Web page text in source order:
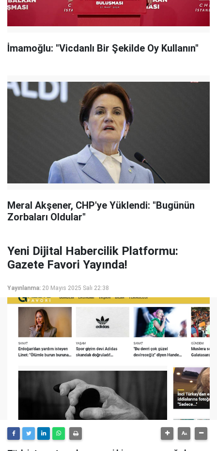
İmamoğlu: "Vicdanlı Bir Şekilde Oy Kullanın"
Meral Akşener, CHP'ye Yüklendi: "Bugünün
Zorbaları Oldular"
Yeni Dijital Habercilik Platformu:
Gazete Favori Yayında!
Yayınlanma: 20 Mayıs 2025 Salı 22:38